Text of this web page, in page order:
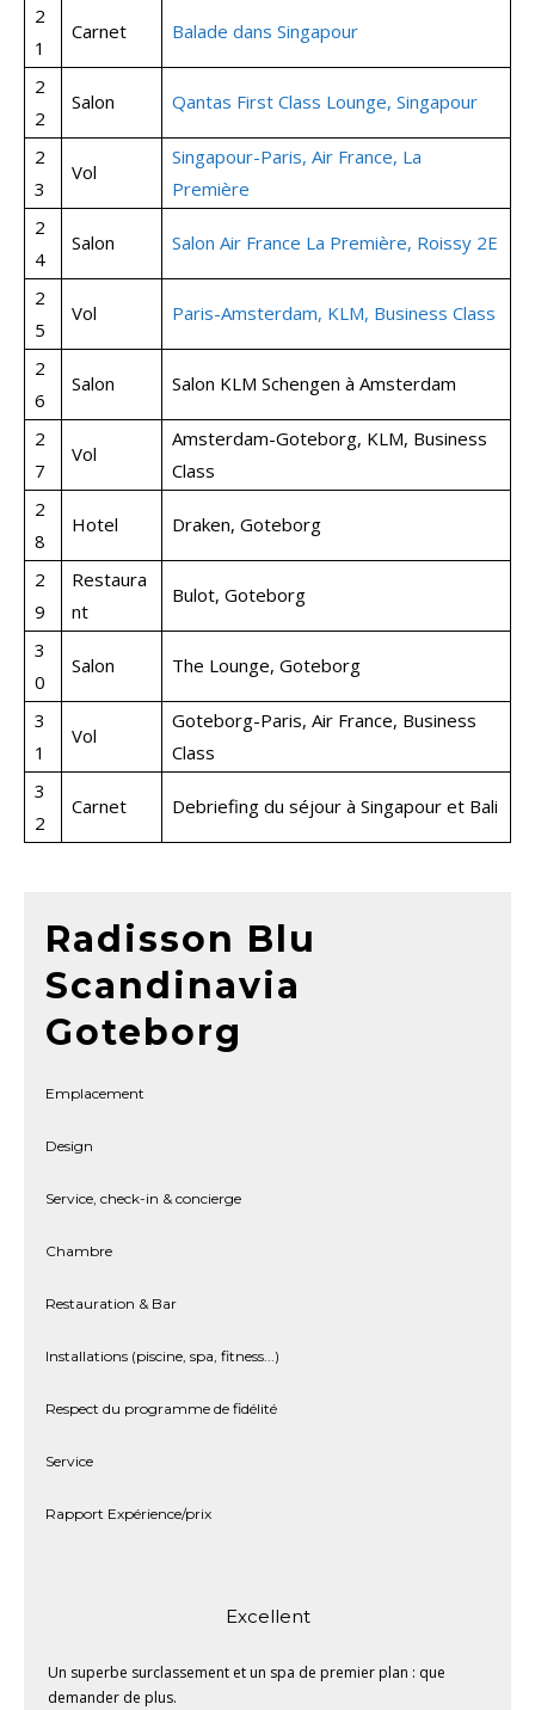
2
1
Carnet Balade dans Singapour
2
2
Salon Qantas First Class Lounge, Singapour
2
3
Vol
Singapour-Paris, Air France, La
Première
2
4
Salon Salon Air France La Première, Roissy 2E
2
5
Vol Paris-Amsterdam, KLM, Business Class
2
6
Salon Salon KLM Schengen à Amsterdam
2
7
Vol
Amsterdam-Goteborg, KLM, Business
Class
2
8
Hotel Draken, Goteborg
2
9
Restaura
nt
Bulot, Goteborg
3
0
Salon The Lounge, Goteborg
3
1
Vol
Goteborg-Paris, Air France, Business
Class
3
2
Carnet Debriefing du séjour à Singapour et Bali
Radisson Blu
Scandinavia
Goteborg
Emplacement
Design
Service, check-in & concierge
Chambre
Restauration & Bar
Installations (piscine, spa, fitness...)
Respect du programme de fidélité
Service
Rapport Expérience/prix
Excellent
Un superbe surclassement et un spa de premier plan : que
demander de plus.